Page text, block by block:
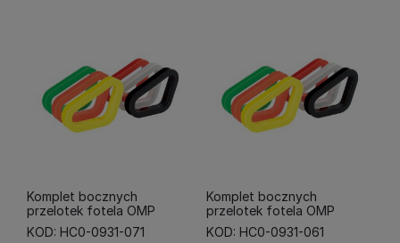
Komplet bocznych
przelotek fotela OMP
KOD: HC0-0931-071
Komplet bocznych
przelotek fotela OMP
KOD: HC0-0931-061